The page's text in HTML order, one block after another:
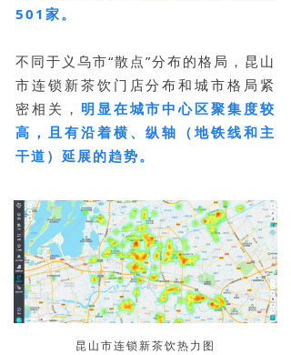
501家。
不同于义乌市“散点”分布的格局，昆山
市连锁新茶饮门店分布和城市格局紧
密相关， 明显在城市中心区聚集度较
高，且有沿着横、纵轴（地铁线和主
干道）延展的趋势。
昆山市连锁新茶饮热力图